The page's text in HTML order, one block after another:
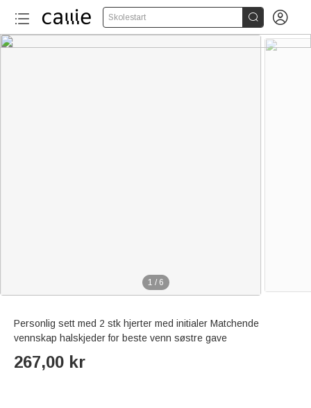
Skolestart  
1 / 6
Personlig sett med 2 stk hjerter med initialer Matchende
vennskap halskjeder for beste venn søstre gave
267,00 kr